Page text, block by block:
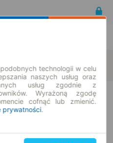
zmień kryteria
technologii w celu
naszych usług oraz
usług zgodnie z
Wyrażoną zgodę
cofnąć lub zmienić.
prywatności.